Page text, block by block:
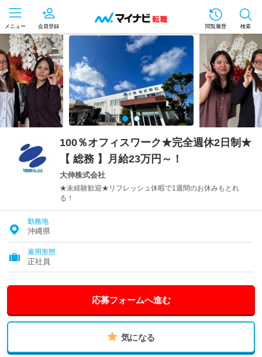
メニュー 会員登録 閲覧履歴 検索
100％オフィスワーク★完全週休2日制★
【 総務 】月給23万円～！
大伸株式会社
★未経験歓迎★リフレッシュ休暇で1週間のお休みもとれ
る！
勤務地
沖縄県
雇用形態
正社員
応募フォームへ進む
気になる